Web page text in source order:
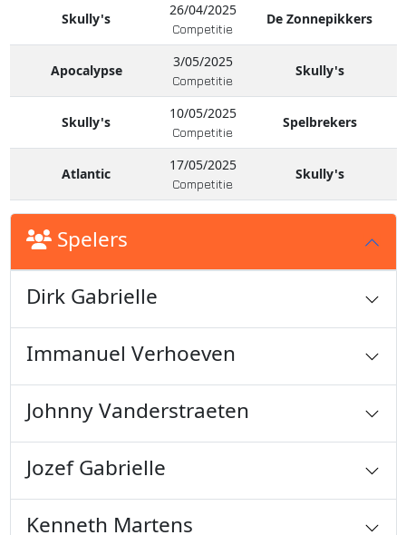
Skully's
26/04/2025
Competitie
De Zonnepikkers
Apocalypse
3/05/2025
Competitie
Skully's
Skully's
10/05/2025
Competitie
Spelbrekers
Atlantic
17/05/2025
Competitie
Skully's
Spelers
Dirk Gabrielle
Immanuel Verhoeven
Johnny Vanderstraeten
Jozef Gabrielle
Kenneth Martens